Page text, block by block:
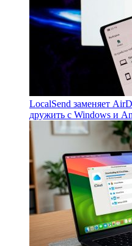
LocalSend заменяет
дружить с Windows и